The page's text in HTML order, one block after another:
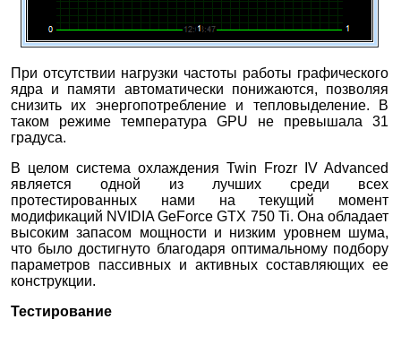
При отсутствии нагрузки частоты работы графического
ядра и памяти автоматически понижаются, позволяя
снизить их энергопотребление и тепловыделение. В
таком режиме температура GPU не превышала 31
градуса.
В целом система охлаждения Twin Frozr IV Advanced
является одной из лучших среди всех
протестированных нами на текущий момент
модификаций NVIDIA GeForce GTX 750 Ti. Она обладает
высоким запасом мощности и низким уровнем шума,
что было достигнуто благодаря оптимальному подбору
параметров пассивных и активных составляющих ее
конструкции.
Тестирование